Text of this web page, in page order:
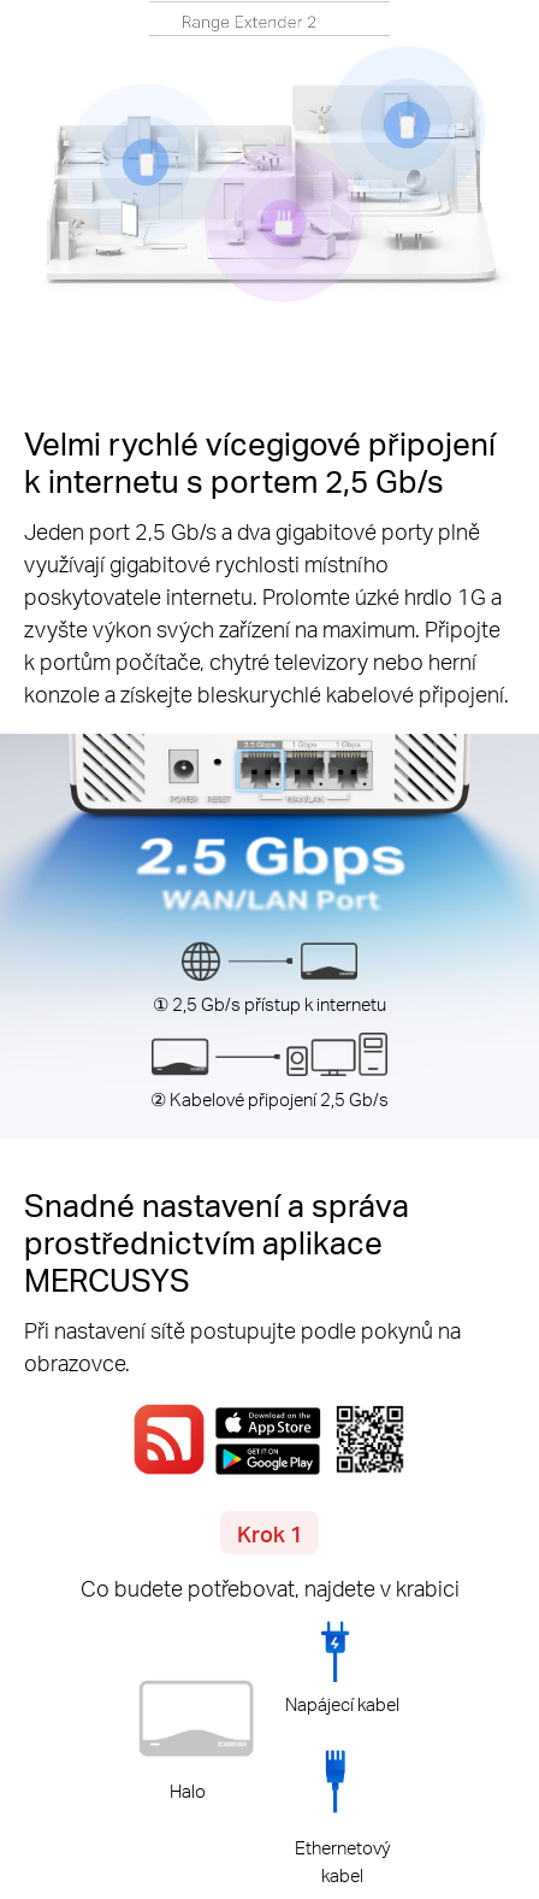
Velmi rychlé vícegigové připojení
k internetu s portem 2,5 Gb/s
Jeden port 2,5 Gb/s a dva gigabitové porty plně
využívají gigabitové rychlosti místního
poskytovatele internetu. Prolomte úzké hrdlo 1G a
zvyšte výkon svých zařízení na maximum. Připojte
k portům počítače, chytré televizory nebo herní
konzole a získejte bleskurychlé kabelové připojení.
① 2,5 Gb/s přístup k internetu
② Kabelové připojení 2,5 Gb/s
Snadné nastavení a správa
prostřednictvím aplikace
MERCUSYS
Při nastavení sítě postupujte podle pokynů na
obrazovce.
Krok 1
Co budete potřebovat, najdete v krabici
Halo
Napájecí kabel
Ethernetový
kabel